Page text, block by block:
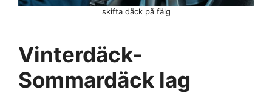
skifta däck på fälg
Vinterdäck-
Sommardäck lag